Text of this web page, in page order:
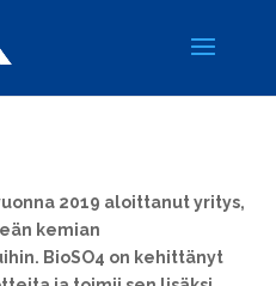
2019 aloittanut yritys,
kemian
BioSO4 on kehittänyt